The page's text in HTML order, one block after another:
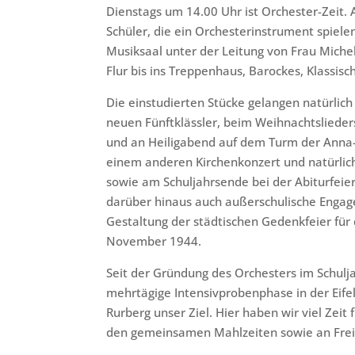
Dienstags um 14.00 Uhr ist Orchester-Zeit.
Schüler, die ein Orchesterinstrument
Musiksaal unter der Leitung von Frau
Flur bis ins Treppenhaus, Barockes,
Die einstudierten Stücke gelangen
neuen Fünftklässler, beim
und an Heiligabend auf dem Turm der
einem anderen Kirchenkonzert und
sowie am Schuljahrsende bei der
darüber hinaus auch außerschulische
Gestaltung der städtischen Gedenkfeier
November 1944.
Seit der Gründung des Orchesters im
mehrtägige Intensivprobenphase in der
Rurberg unser Ziel. Hier haben wir viel Zeit
den gemeinsamen Mahlzeiten sowie an